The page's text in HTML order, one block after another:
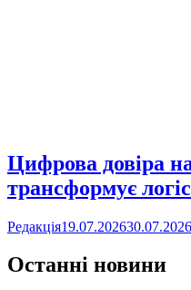
Цифрова довіра
трансформує
Редакція19.07.202630.07.2026
Останні новини